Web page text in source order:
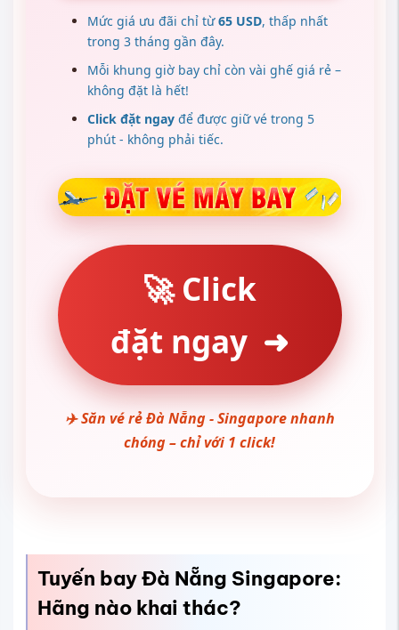
Mức giá ưu đãi chỉ từ65 USD, thấp nhất
trong 3 tháng gần đây.
Mỗi khung giờ bay chỉ còn vài ghế giá rẻ –
không đặt là hết!
Click đặt ngay để được giữ vé trong 5
phút - không phải tiếc.
🚀 Click
đặt ngay ➜
✈️ Săn vé rẻ Đà Nẵng - Singapore nhanh
chóng – chỉ với 1 click!
Tuyến bay Đà Nẵng Singapore:
Hãng nào khai thác?